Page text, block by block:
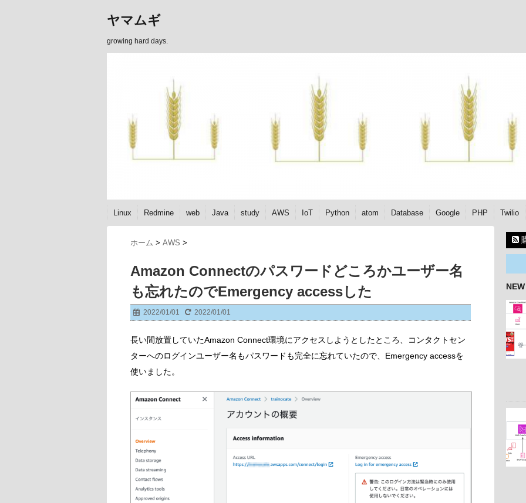
ヤマムギ
growing hard days.
Linux Redmine web Java study AWS IoT Python atom Database Google PHP Twilio
ホーム > AWS >
Amazon Connectのパスワードどころかユーザー名
も忘れたのでEmergency accessした
2022/01/01 2022/01/01
長い間放置していたAmazon Connect環境にアクセスしようとしたところ、コンタクトセン
ターへのログインユーザー名もパスワードも完全に忘れていたので、Emergency accessを
使いました。